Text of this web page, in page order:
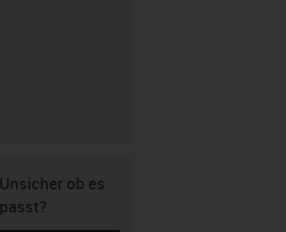
Unsicher ob es
passt?